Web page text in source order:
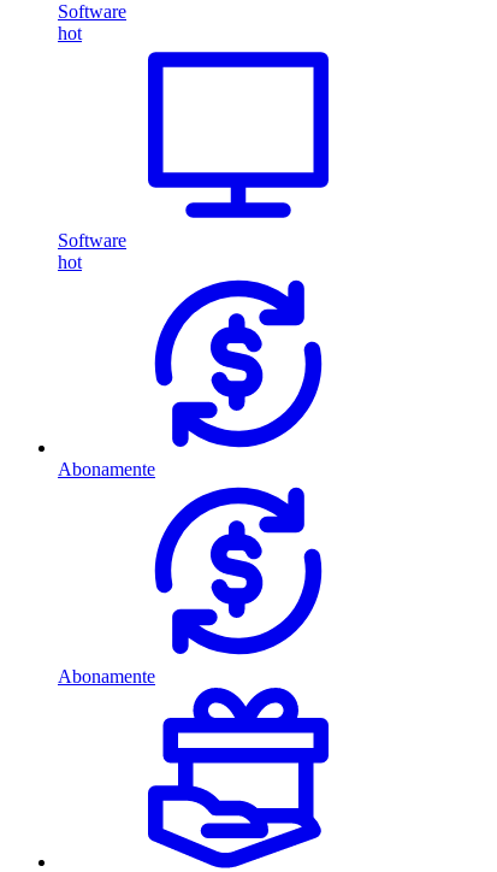
Software
hot
Software
hot
Abonamente
Abonamente